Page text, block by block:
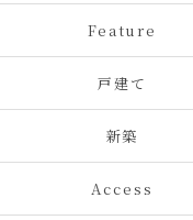
Feature
戸建て
新築
Access